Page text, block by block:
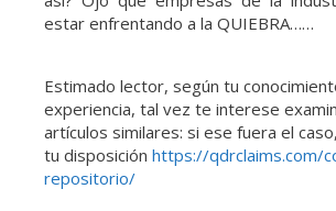
estar enfrentando a la QUIEBRA……
Estimado lector, según tu
experiencia, tal vez te interese
artículos similares: si ese fuera el
tu disposición https://qdrclaims.com/
repositorio/